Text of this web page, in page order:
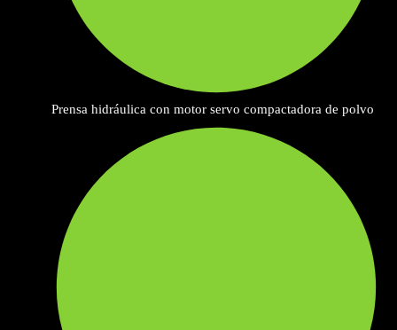
Prensa hidráulica con motor servo compactadora de polvo